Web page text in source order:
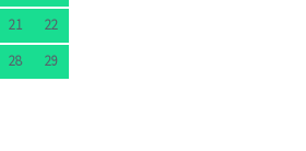
21
22
28
29